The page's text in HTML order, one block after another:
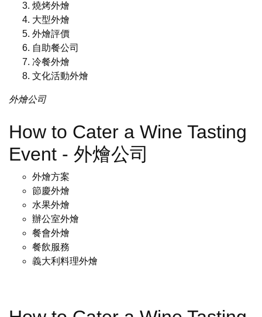
燒烤外燴
大型外燴
外燴評價
自助餐公司
冷餐外燴
文化活動外燴
外燴公司
How to Cater a Wine Tasting
Event - 外燴公司
外燴方案
節慶外燴
水果外燴
辦公室外燴
餐會外燴
餐飲服務
義大利料理外燴